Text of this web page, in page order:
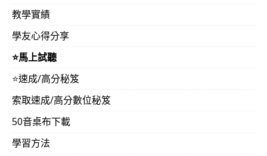
教學實績
學友心得分享
⭐️馬上試聽
⭐️速成/高分秘笈
索取速成/高分數位秘笈
50音桌布下載
學習方法